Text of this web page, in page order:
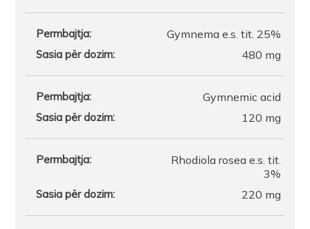
Gymnema e.s. tit. 25%
480 mg
Gymnemic acid
120 mg
Rhodiola rosea e.s. tit.
3%
220 mg